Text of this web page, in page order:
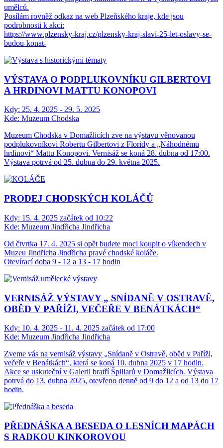
umělců.
Posílám rovněž odkaz na web Plzeňského kraje, kde jsou
podrobnosti k akci:
https://www.plzensky-kraj.cz/plzensky-kraj-slavi-25-let-oslavy-se-
budou-konat-
VÝSTAVA O PODPLUKOVNÍKU GILBERTOVI
A HRDINOVI MATTU KONOPOVI
Kdy: 25. 4. 2025 - 29. 5. 2025
Kde: Muzeum Chodska
Muzeum Chodska v Domažlicích zve na výstavu věnovanou
podplukovníkovi Robertu Gilbertovi z Floridy a „Náhodnému
hrdinovi“ Mattu Konopovi. Vernisáž se koná 28. dubna od 17:00.
Výstava potrvá od 25. dubna do 29. května 2025.
PRODEJ CHODSKÝCH KOLÁČŮ
Kdy: 15. 4. 2025 začátek od 10:22
Kde: Muzeum Jindřicha Jindřicha
Od čtvrtka 17. 4. 2025 si opět budete moci koupit o víkendech v
Muzeu Jindřicha Jindřicha pravé chodské koláče.
Otevírací doba 9 - 12 a 13 - 17 hodin
VERNISÁŽ VÝSTAVY „ SNÍDANĚ V OSTRAVĚ,
OBĚD V PAŘÍŽI, VEČEŘE V BENÁTKÁCH“
Kdy: 10. 4. 2025 - 11. 4. 2025 začátek od 17:00
Kde: Muzeum Jindřicha Jindřicha
Zveme vás na vernisáž výstavy „Snídaně v Ostravě, oběd v Paříži,
večeře v Benátkách“, která se koná 10. dubna 2025 v 17 hodin.
Akce se uskuteční v Galerii bratří Špillarů v Domažlicích. Výstava
potrvá do 13. dubna 2025, otevřeno denně od 9 do 12 a od 13 do 17
hodin.
PŘEDNÁŠKA A BESEDA O LESNÍCH MAPÁCH
S RADKOU KINKOROVOU